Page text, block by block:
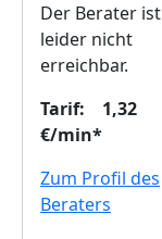
Der Berater ist
leider nicht
erreichbar.
Tarif: 1,32
€/min*
Zum Profil des
Beraters